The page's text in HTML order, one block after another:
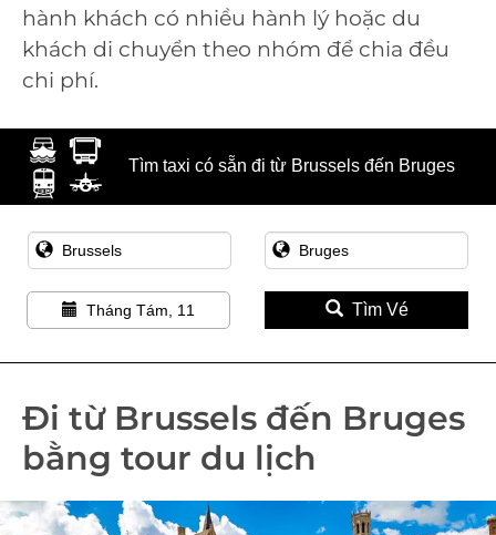
hành khách có nhiều hành lý hoặc du
khách di chuyển theo nhóm để chia đều
chi phí.
Tìm taxi có sẵn đi từ Brussels đến Bruges
Tháng Tám, 11 Tìm Vé
Đi từ Brussels đến Bruges
bằng tour du lịch